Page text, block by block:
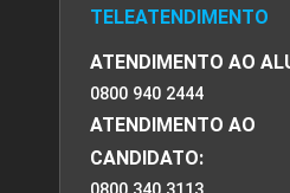
TELEATENDIMENTO
ATENDIMENTO AO
0800 940 2444
ATENDIMENTO AO
CANDIDATO: